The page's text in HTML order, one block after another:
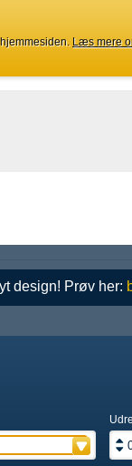
Læs mere
design! Prøv her: